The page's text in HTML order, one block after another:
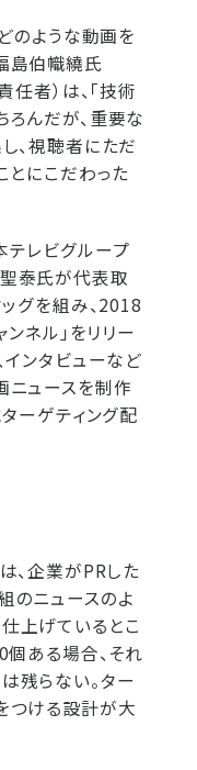
のような動画を
島伯幟繞氏
者）は、「技術
ろんだが、重要な
、視聴者にただ
とにこだわった
テレビグループ
泰氏が代表取
グを組み、2018
ネル」をリリー
インタビューなど
ニュースを制作
ーゲティング配
、企業がPRした
のニュースのよ
上げているとこ
個ある場合、それ
残らない。ター
つける設計が大